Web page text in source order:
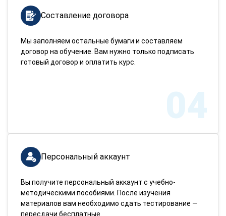
Составление договора
Мы заполняем остальные бумаги и составляем
договор на обучение. Вам нужно только подписать
готовый договор и оплатить курс.
04
Персональный аккаунт
Вы получите персональный аккаунт с учебно-
методическими пособиями. После изучения
материалов вам необходимо сдать тестирование —
пересдачи бесплатные.